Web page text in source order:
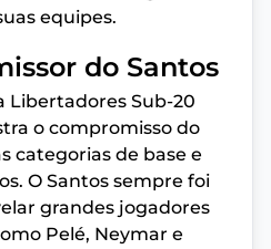
equipes.
do Santos
Libertadores Sub-20
o compromisso do
categorias de base e
O Santos sempre foi
grandes jogadores
Pelé, Neymar e